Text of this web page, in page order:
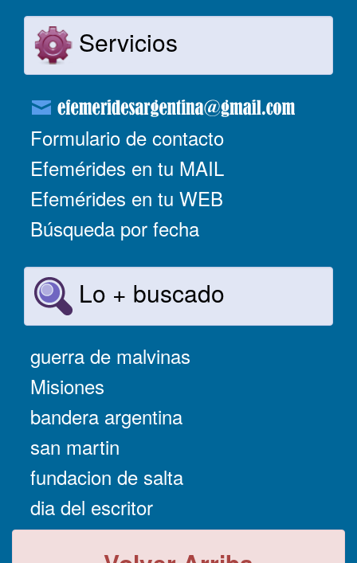
Servicios
Formulario de contacto
Efemérides en tu MAIL
Efemérides en tu WEB
Búsqueda por fecha
Lo + buscado
guerra de malvinas
Misiones
bandera argentina
san martin
fundacion de salta
dia del escritor